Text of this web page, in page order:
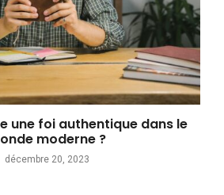
une foi authentique dans le
moderne ?
décembre 20, 2023